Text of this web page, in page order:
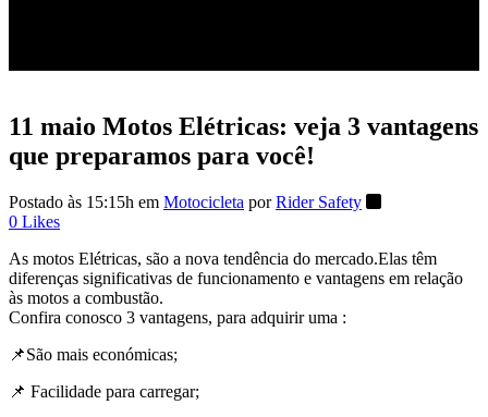
11 maio Motos Elétricas: veja 3 vantagens
que preparamos para você!
Postado às 15:15h em Motocicleta porRider Safety
0 Likes
As motos Elétricas, são a nova tendência do mercado.Elas têm
diferenças significativas de funcionamento e vantagens em relação
às motos a combustão.
Confira conosco 3 vantagens, para adquirir uma :
📌São mais económicas;
📌 Facilidade para carregar;